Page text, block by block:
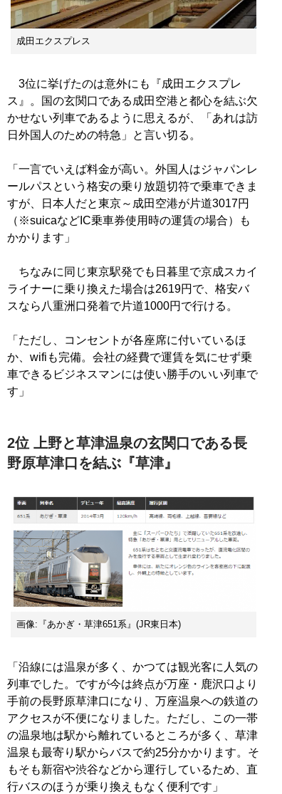
成田エクスプレス
3位に挙げたのは意外にも『成田エクスプレ
ス』。国の玄関口である成田空港と都心を結ぶ欠
かせない列車であるように思えるが、「あれは訪
日外国人のための特急」と言い切る。
「一言でいえば料金が高い。外国人はジャパンレ
ールパスという格安の乗り放題切符で乗車できま
すが、日本人だと東京～成田空港が片道3017円
（※suicaなどIC乗車券使用時の運賃の場合）も
かかります」
ちなみに同じ東京駅発でも日暮里で京成スカイ
ライナーに乗り換えた場合は2619円で、格安バ
スなら八重洲口発着で片道1000円で行ける。
「ただし、コンセントが各座席に付いているほ
か、wifiも完備。会社の経費で運賃を気にせず乗
車できるビジネスマンには使い勝手のいい列車で
す」
2位 上野と草津温泉の玄関口である長
野原草津口を結ぶ『草津』
画像:『あかぎ・草津651系』(JR東日本)
「沿線には温泉が多く、かつては観光客に人気の
列車でした。ですが今は終点が万座・鹿沢口より
手前の長野原草津口になり、万座温泉への鉄道の
アクセスが不便になりました。ただし、この一帯
の温泉地は駅から離れているところが多く、草津
温泉も最寄り駅からバスで約25分かかります。そ
もそも新宿や渋谷などから運行しているため、直
行バスのほうが乗り換えもなく便利です」